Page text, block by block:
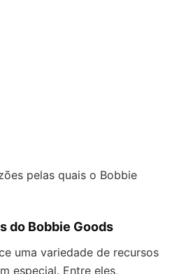
pelas quais o Bobbie
do Bobbie Goods
uma variedade de recursos
especial. Entre eles,